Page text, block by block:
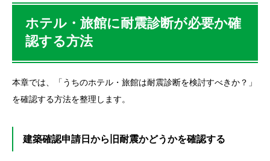
ホテル・旅館に耐震診断が必要か確
認する方法
本章では、「うちのホテル・旅館は耐震診断を検討すべきか？」
を確認する方法を整理します。
建築確認申請日から旧耐震かどうかを確認する